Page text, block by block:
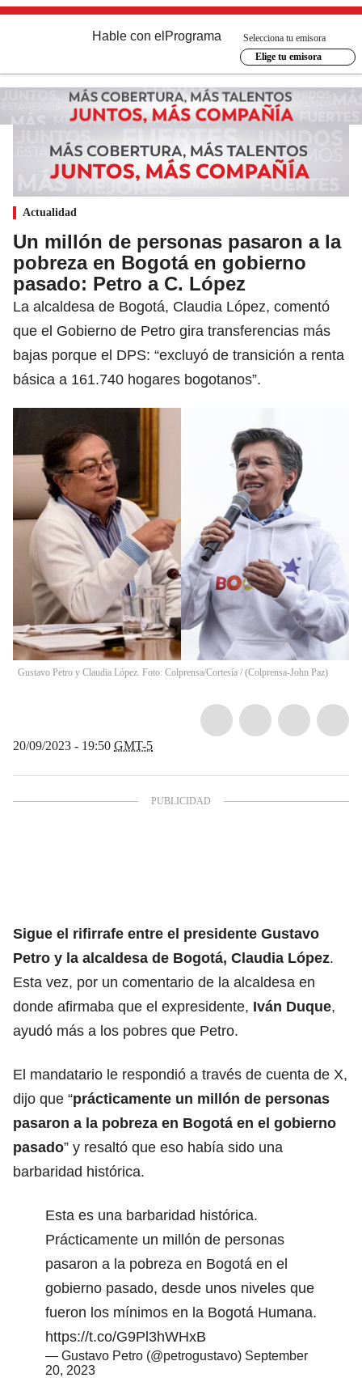
Hable con el Programa
Selecciona tu emisora
Elige tu emisora
Actualidad
Un millón de personas pasaron a la
pobreza en Bogotá en gobierno
pasado: Petro a C. López
La alcaldesa de Bogotá, Claudia López, comentó
que el Gobierno de Petro gira transferencias más
bajas porque el DPS: “excluyó de transición a renta
básica a 161.740 hogares bogotanos”.
Gustavo Petro y Claudia López. Foto: Colprensa/Cortesía / (Colprensa-John Paz)
20/09/2023 - 19:50 GMT-5
Sigue el rifirrafe entre el presidente Gustavo
Petro y la alcaldesa de Bogotá, Claudia López.
Esta vez, por un comentario de la alcaldesa en
donde afirmaba que el expresidente, Iván Duque,
ayudó más a los pobres que Petro.
El mandatario le respondió a través de cuenta de X,
dijo que “prácticamente un millón de personas
pasaron a la pobreza en Bogotá en el gobierno
pasado” y resaltó que eso había sido una
barbaridad histórica.
Esta es una barbaridad histórica.
Prácticamente un millón de personas
pasaron a la pobreza en Bogotá en el
gobierno pasado, desde unos niveles que
fueron los mínimos en la Bogotá Humana.
https://t.co/G9Pl3hWHxB
— Gustavo Petro (@petrogustavo) September
20, 2023